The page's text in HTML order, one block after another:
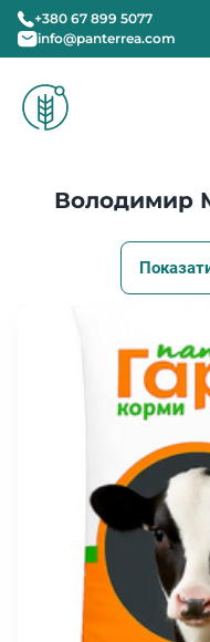
+380 67 899 5077
info@panterrea.com
Володимир